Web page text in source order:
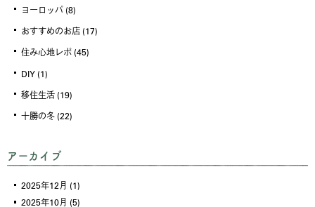
ヨーロッパ (8)
おすすめのお店 (17)
住み心地レポ (45)
DIY (1)
移住生活 (19)
十勝の冬 (22)
アーカイブ
2025年12月 (1)
2025年10月 (5)